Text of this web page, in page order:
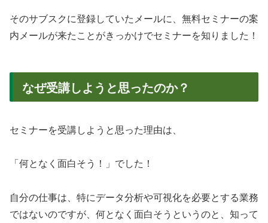
そのサブスクに登録していたメールに、無料セミナーの案
内メールが来たことがきっかけでセミナーを知りました！
なぜ受講しようと思ったのか？
セミナーを受講しようと思った理由は、
「何となく面白そう！」でした！
自分の仕事は、特にデータ分析や可視化を必要とする業務
ではないのですが、何となく面白そうというのと、知って